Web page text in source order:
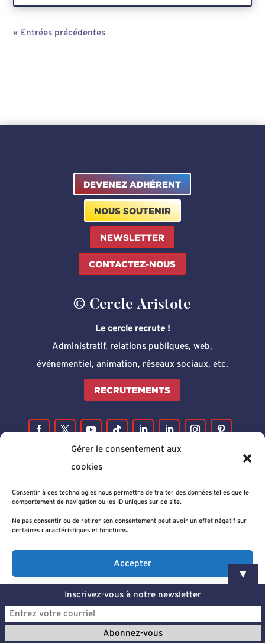
Gérer le consentement aux
cookies
Consentir à ces technologies nous permettra de traiter des données telles que le
comportement de navigation ou les ID uniques sur ce site.
Ne pas consentir ou de retirer son consentement peut avoir un effet négatif sur
certaines caractéristiques et fonctions.
Accepter
Refuser
Voir les préférences
« Entrées précédentes
DEVENEZ ADHÉRENT
NOUS SOUTENIR
NEWSLETTER
CONTACTEZ-NOUS
© Cercle Aristote
Le cercle recrute !
Administratif, relations publiques, web,
événementiel, animation, réseaux sociaux, etc.
RECRUTEMENTS
▼
Inscrivez-vous à notre newsletter